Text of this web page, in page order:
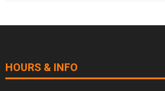
HOURS & INFO